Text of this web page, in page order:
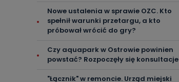
Nowe ustalenia w sprawie OZC. Kto
spełnił warunki przetargu, a kto
próbował wrócić do gry?
Czy aquapark w Ostrowie powinien
powstać? Rozpoczęły się konsultacje
"Łącznik" w remoncie. Urząd miejski